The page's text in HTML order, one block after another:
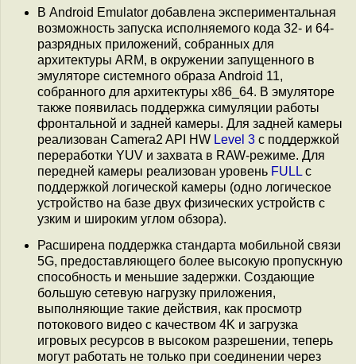
В Android Emulator добавлена экспериментальная
возможность запуска исполняемого кода 32- и 64-
разрядных приложений, собранных для
архитектуры ARM, в окружении запущенного в
эмуляторе системного образа Android 11,
собранного для архитектуры x86_64. В эмуляторе
также появилась поддержка симуляции работы
фронтальной и задней камеры. Для задней камеры
реализован Camera2 API HW Level 3 с поддержкой
переработки YUV и захвата в RAW-режиме. Для
передней камеры реализован уровень FULL с
поддержкой логической камеры (одно логическое
устройство на базе двух физических устройств c
узким и широким углом обзора).
Расширена поддержка стандарта мобильной связи
5G, предоставляющего более высокую пропускную
способность и меньшие задержки. Создающие
большую сетевую нагрузку приложения,
выполняющие такие действия, как просмотр
потокового видео с качеством 4K и загрузка
игровых ресурсов в высоком разрешении, теперь
могут работать не только при соединении через